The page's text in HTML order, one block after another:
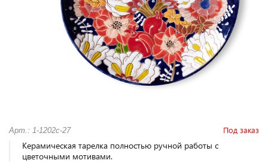
Арт.: 1-1202с-27 Под заказ
Керамическая тарелка полностью ручной работы с
цветочными мотивами.